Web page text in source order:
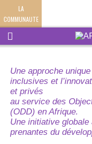
LA
COMMUNAUTE
Une approche
inclusives et
et privés
au service des
(ODD) en Afrique.
Une initiative globale
prenantes du